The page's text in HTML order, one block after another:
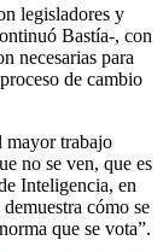
legisladores y
Bastía-, con
necesarias para
de cambio
mayor trabajo
no se ven, que es
Inteligencia, en
cómo se
que se vota”.